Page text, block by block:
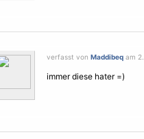
verfasst von Maddibeq am
immer diese hater =)